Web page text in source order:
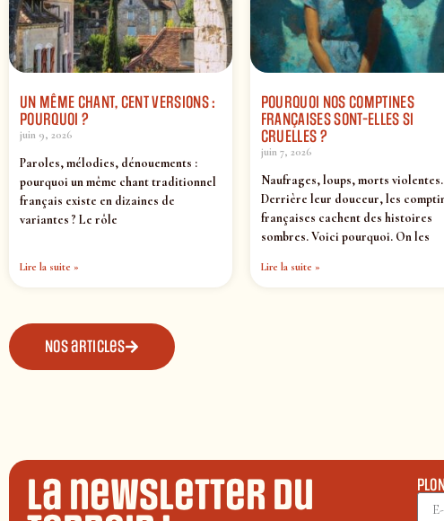
UN MÊME CHANT, CENT VERSIONS :
POURQUOI ?
juin 9, 2026
Paroles, mélodies, dénouements :
pourquoi un même chant traditionnel
français existe en dizaines de
variantes ? Le rôle
Lire la suite »
POURQUOI NOS COMPTINES
FRANÇAISES SONT-ELLES SI
CRUELLES ?
juin 7, 2026
Naufrages, loups, morts
Derrière leur douceur, les
françaises cachent des histoires
sombres. Voici pourquoi. On les
Lire la suite »
Nos articles
La newsletter du